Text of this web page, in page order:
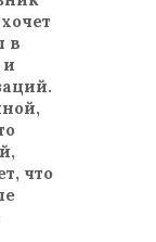
в
и
что